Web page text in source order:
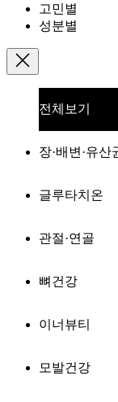
고민별
성분별
전체보기
장·배변·유산
글루타치온
관절·연골
뼈건강
이너뷰티
모발건강